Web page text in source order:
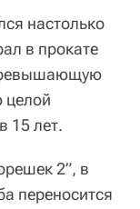
настолько
в прокате
целой
15 лет.
2”, в
переносится